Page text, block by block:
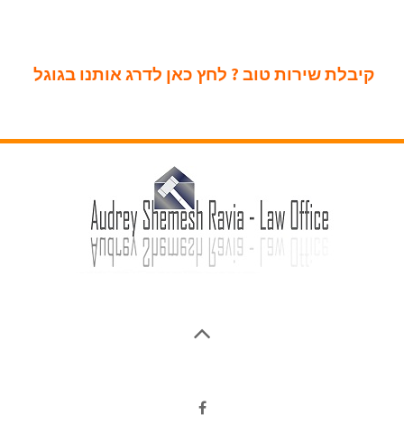
קיבלת שירות טוב ? לחץ כאן לדרג אותנו בגוגל